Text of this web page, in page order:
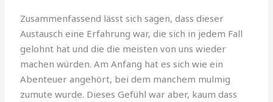
Zusammenfassend lässt sich sagen, dass dieser
Austausch eine Erfahrung war, die sich in jedem Fall
gelohnt hat und die die meisten von uns wieder
machen würden. Am Anfang hat es sich wie ein
Abenteuer angehört, bei dem manchem mulmig
zumute wurde. Dieses Gefühl war aber, kaum dass